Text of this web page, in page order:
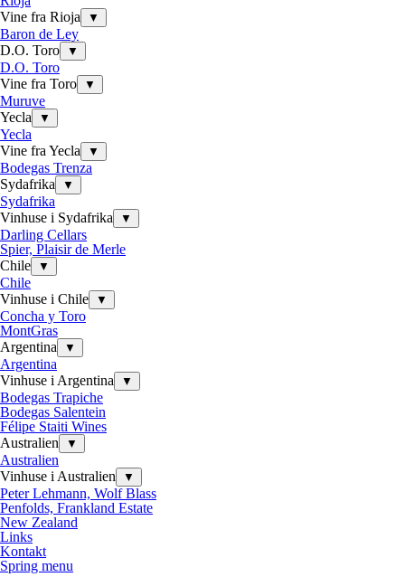
Vine fra Rioja
▼
Baron de Ley
D.O. Toro
▼
D.O. Toro
Vine fra Toro
▼
Muruve
Yecla
▼
Yecla
Vine fra Yecla
▼
Bodegas Trenza
Sydafrika
▼
Sydafrika
Vinhuse i Sydafrika
▼
Darling Cellars
Spier, Plaisir de Merle
Chile
▼
Chile
Vinhuse i Chile
▼
Concha y Toro
MontGras
Argentina
▼
Argentina
Vinhuse i Argentina
▼
Bodegas Trapiche
Bodegas Salentein
Félipe Staiti Wines
Australien
▼
Australien
Vinhuse i Australien
▼
Peter Lehmann, Wolf Blass
Penfolds, Frankland Estate
New Zealand
Links
Kontakt
Spring menu